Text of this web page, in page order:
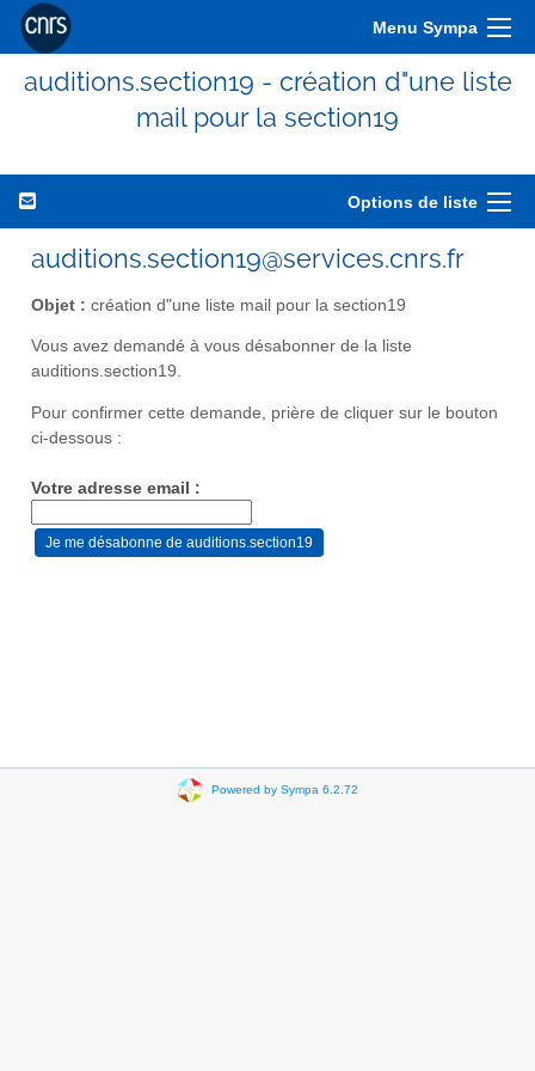
Menu Sympa
auditions.section19 - création d"une liste
mail pour la section19
Options de liste
auditions.section19@services.cnrs.fr
Objet : création d"une liste mail pour la section19
Vous avez demandé à vous désabonner de la liste
auditions.section19.
Pour confirmer cette demande, prière de cliquer sur le bouton
ci-dessous :
Votre adresse email :
Powered by Sympa 6.2.72